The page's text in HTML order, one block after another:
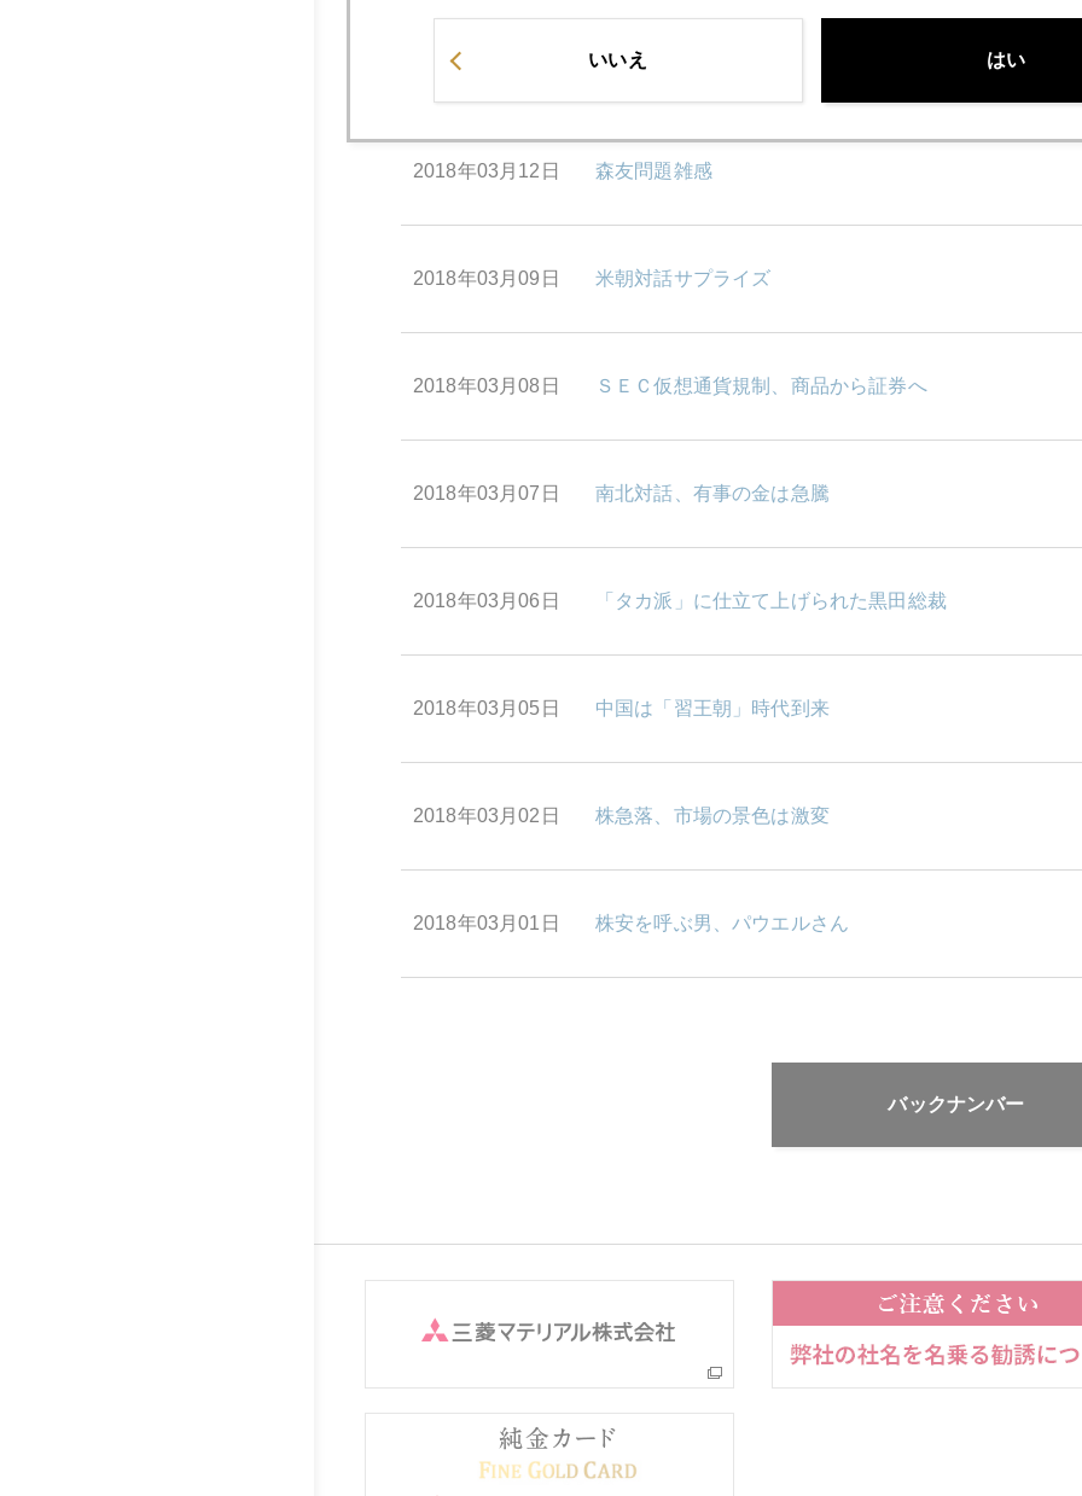
2018年03月13日 中国人と金
2018年03月12日 森友問題雑感
2018年03月09日 米朝対話サプライズ
2018年03月08日 ＳＥＣ仮想通貨規制、商品から証券へ
2018年03月07日 南北対話、有事の金は急騰
2018年03月06日 「タカ派」に仕立て上げられた黒田総裁
2018年03月05日 中国は「習王朝」時代到来
2018年03月02日 株急落、市場の景色は激変
2018年03月01日 株安を呼ぶ男、パウエルさん
バックナンバー
いいえ はい